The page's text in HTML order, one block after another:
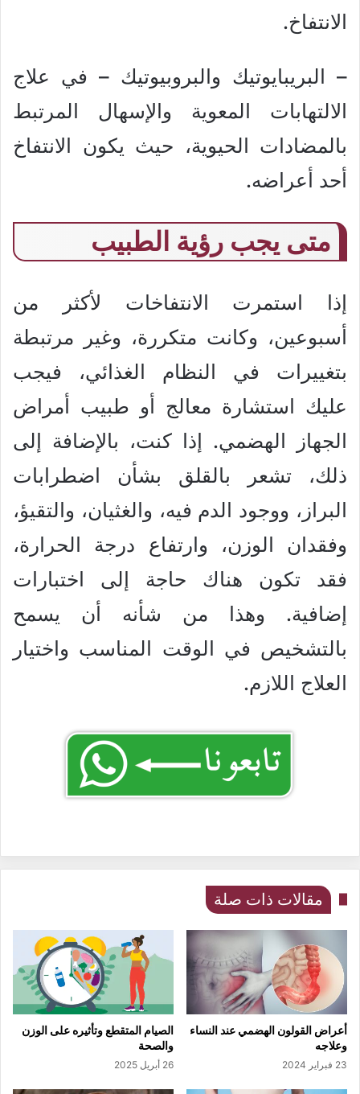
الانتفاخ.
– البريبايوتيك والبروبيوتيك – في علاج
الالتهابات المعوية والإسهال المرتبط
بالمضادات الحيوية، حيث يكون الانتفاخ
أحد أعراضه.
متى يجب رؤية الطبيب
إذا استمرت الانتفاخات لأكثر من
أسبوعين، وكانت متكررة، وغير مرتبطة
بتغييرات في النظام الغذائي، فيجب
عليك استشارة معالج أو طبيب أمراض
الجهاز الهضمي. إذا كنت، بالإضافة إلى
ذلك، تشعر بالقلق بشأن اضطرابات
البراز، ووجود الدم فيه، والغثيان، والتقيؤ،
وفقدان الوزن، وارتفاع درجة الحرارة،
فقد تكون هناك حاجة إلى اختبارات
إضافية. وهذا من شأنه أن يسمح
بالتشخيص في الوقت المناسب واختيار
العلاج اللازم.
مقالات ذات صلة
أعراض القولون الهضمي عند النساء
وعلاجه
23 فبراير 2024
الصيام المتقطع وتأثيره على الوزن
والصحة
26 أبريل 2025